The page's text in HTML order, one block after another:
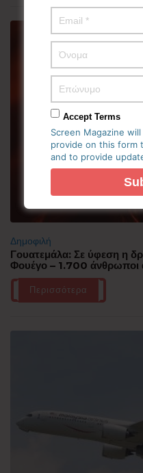
Δημοφιλή
Γουατεμάλα: Σε ύφεση η
Φουέγο – 1.700 άνθρωποι
Περισσότερα
Accept Terms
Screen Magazine
provide on this form
and to provide